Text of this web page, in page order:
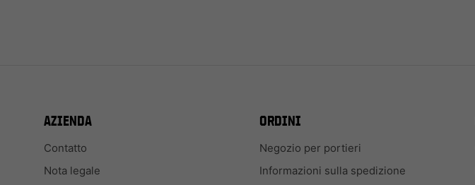
AZIENDA
Contatto
Nota legale
ORDINI
Negozio per portieri
Informazioni sulla spedizione